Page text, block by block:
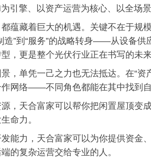
引擎、以资产运营为核心、以全场
蕴藏着巨大的机遇。关键不在于规
造”到“服务”的战略转身——从设备
，更是整个光伏行业正在书写的未
，单凭一己之力也无法抵达。在“资
作网络——不同角色都能在其中找到
，天合富家可以帮你把闲置屋顶变
命力。
能力，天合富家可以为你提供资金
的复杂运营交给专业的人。